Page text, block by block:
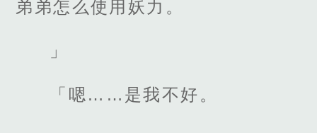
弟弟怎么使用妖力。
」
「嗯……是我不好。